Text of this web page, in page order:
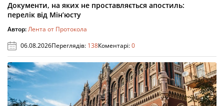
Документи, на яких не проставляється апостиль:
перелік від Мін’юсту
Автор:Лента от Протокола
06.08.2026Переглядів: 138Коментарі:0